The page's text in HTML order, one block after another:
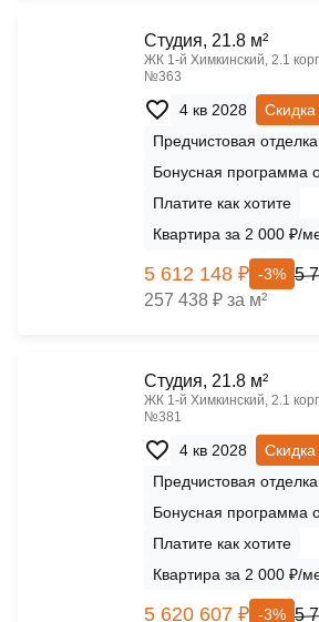
Cтудия, 21.8 м²
ЖК 1‑й Химкинский, 2.1
№363
4 кв 2028
Скидка
Предчистовая отделка
Бонусная программа
Платите как хотите
Квартира за 2 000 ₽/
5 612 148 ₽ -3% 5
257 438 ₽ за м²
Cтудия, 21.8 м²
ЖК 1‑й Химкинский, 2.1
№381
4 кв 2028
Скидка
Предчистовая отделка
Бонусная программа
Платите как хотите
Квартира за 2 000 ₽/
5 620 607 ₽ -3% 5